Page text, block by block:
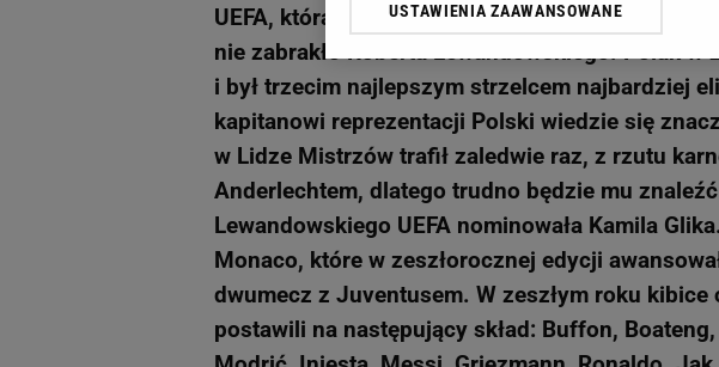
UEFA, którą za pomocą głosowania wybiorą
nie zabrakło Roberta Lewandowskiego. Polak w
i był trzecim najlepszym strzelcem najbardziej
kapitanowi reprezentacji Polski wiedzie się
w Lidze Mistrzów trafił zaledwie raz, z rzutu
Anderlechtem, dlatego trudno będzie mu
Lewandowskiego UEFA nominowała Kamila
Monaco, które w zeszłorocznej edycji
dwumecz z Juventusem. W zeszłym roku
postawili na następujący skład: Buffon,
Klikając „Akceptuję” wyrażasz też zgodę na
Zaufanych Partnerów i Agora S.A. na Twoim
dotyczące plików cookie, wywołując narzędzie
odnośnik „Ustawienia prywatności ” w stopce
plików cookie możliwa jest także za pomocą
My, nasi Zaufani Partnerzy i Agora S.A. możemy
Użycie dokładnych danych geolokalizacyjnych.
Przechowywanie informacji na urządzeniu lub
badnie odbiorców i ulepszanie usług.
Lista
USTAWIENIA ZAAWANSOWANE